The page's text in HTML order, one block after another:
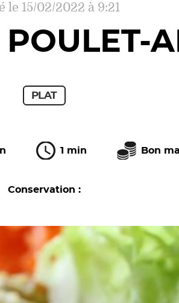
le 15/02/2022 à 9:21
POULET-
PLAT
1 min Bon
Conservation :